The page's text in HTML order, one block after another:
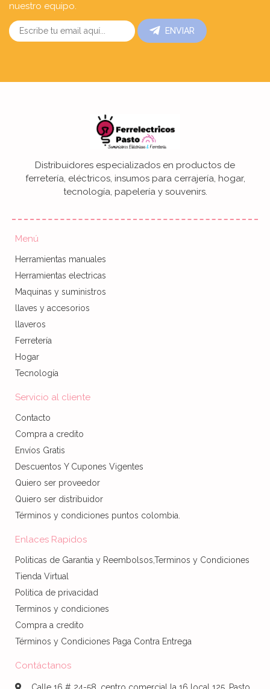
nuestro equipo.
ENVIAR
Distribuidores especializados en productos de
ferretería, eléctricos, insumos para cerrajería, hogar,
tecnología, papelería y souvenirs.
Menú
Herramientas manuales
Herramientas electricas
Maquinas y suministros
llaves y accesorios
llaveros
Ferretería
Hogar
Tecnología
Servicio al cliente
Contacto
Compra a credito
Envíos Gratis
Descuentos Y Cupones Vigentes
Quiero ser proveedor
Quiero ser distribuidor
Términos y condiciones puntos colombia.
Enlaces Rapidos
Politicas de Garantia y Reembolsos,Terminos y Condiciones
Tienda Virtual
Politica de privacidad
Terminos y condiciones
Compra a credito
Términos y Condiciones Paga Contra Entrega
Contáctanos
Calle 16 # 24-58, centro comercial la 16 local 125, Pasto,